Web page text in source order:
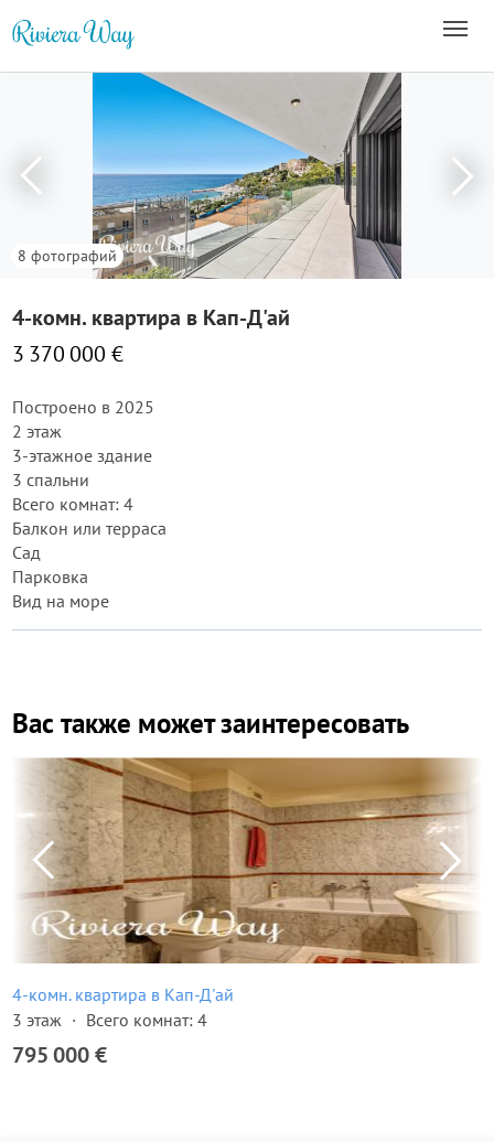
8 фотографий
4-комн. квартира в Кап-Д'ай
3 370 000 €
Построено в 2025
2 этаж
3-этажное здание
3 спальни
Всего комнат: 4
Балкон или терраса
Сад
Парковка
Вид на море
Вас также может заинтересовать
4-комн. квартира в Кап-Д'ай
3 этаж
Всего комнат: 4
795 000 €